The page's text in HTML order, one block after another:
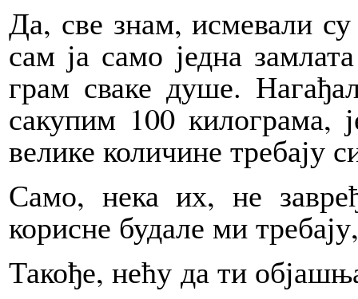
Да, све знам, исмевали
сам ја само једна
грам сваке душе.
сакупим 100 килограма,
велике количине требају
Само, нека их, не
корисне будале ми
Такође, нећу да ти